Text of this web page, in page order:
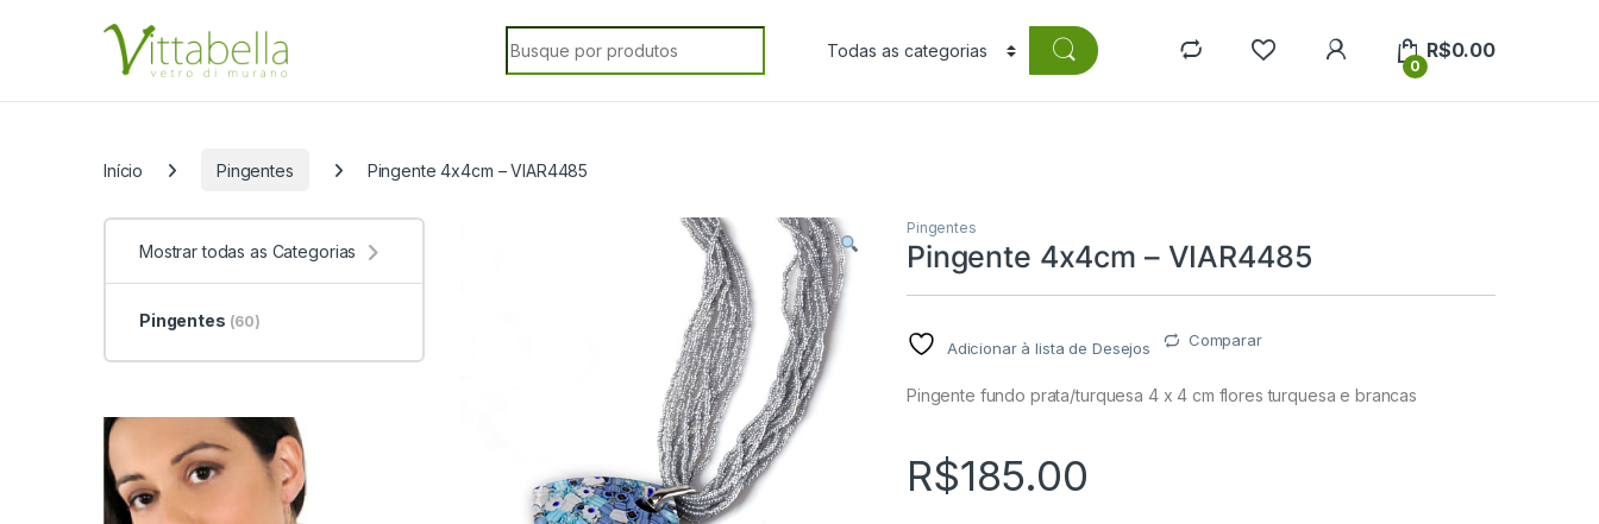
Search for:
0
R$0.00
Início Pingentes Pingente 4x4cm – VIAR4485
Pingentes
Pingente 4x4cm – VIAR4485
Adicionar à lista de Desejos Comparar
Pingente fundo prata/turquesa 4 x 4 cm flores turquesa e brancas
R$185.00
Mostrar todas as Categorias
Pingentes (60)